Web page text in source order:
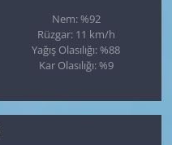
Nem: %92
Rüzgar: 11 km/h
Yağış Olasılığı: %88
Kar Olasılığı: %9